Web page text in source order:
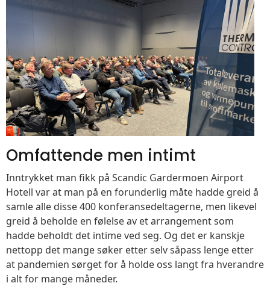
Omfattende men intimt
Inntrykket man fikk på Scandic Gardermoen Airport
Hotell var at man på en forunderlig måte hadde greid å
samle alle disse 400 konferansedeltagerne, men likevel
greid å beholde en følelse av et arrangement som
hadde beholdt det intime ved seg. Og det er kanskje
nettopp det mange søker etter selv såpass lenge etter
at pandemien sørget for å holde oss langt fra hverandre
i alt for mange måneder.